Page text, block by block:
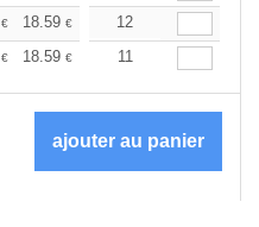
€ 18.59 € 17.66€
12
€ 18.59 € 17.66
11